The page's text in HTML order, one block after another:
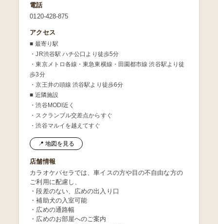
電話
0120-428-875
アクセス
■ 最寄り駅
・JR渋谷駅 ハチ公口より徒歩5分
・東京メトロ各線・東急東横線・田園都市線 渋谷駅より徒
歩3分
・京王井の頭線 渋谷駅より徒歩6分
■ 近隣施設
・渋谷MODI近く
・スクランブル交差点からすぐ
・渋谷マルイを越えてすぐ
📍 地図を見る
店舗情報
カラオケパセラでは、車イスの方や目の不自由な方の
ご利用に配慮し、
・段差のない、広めの出入り口
・補助犬の入室可能
・広めの通路幅
・広めのお部屋へのご案内